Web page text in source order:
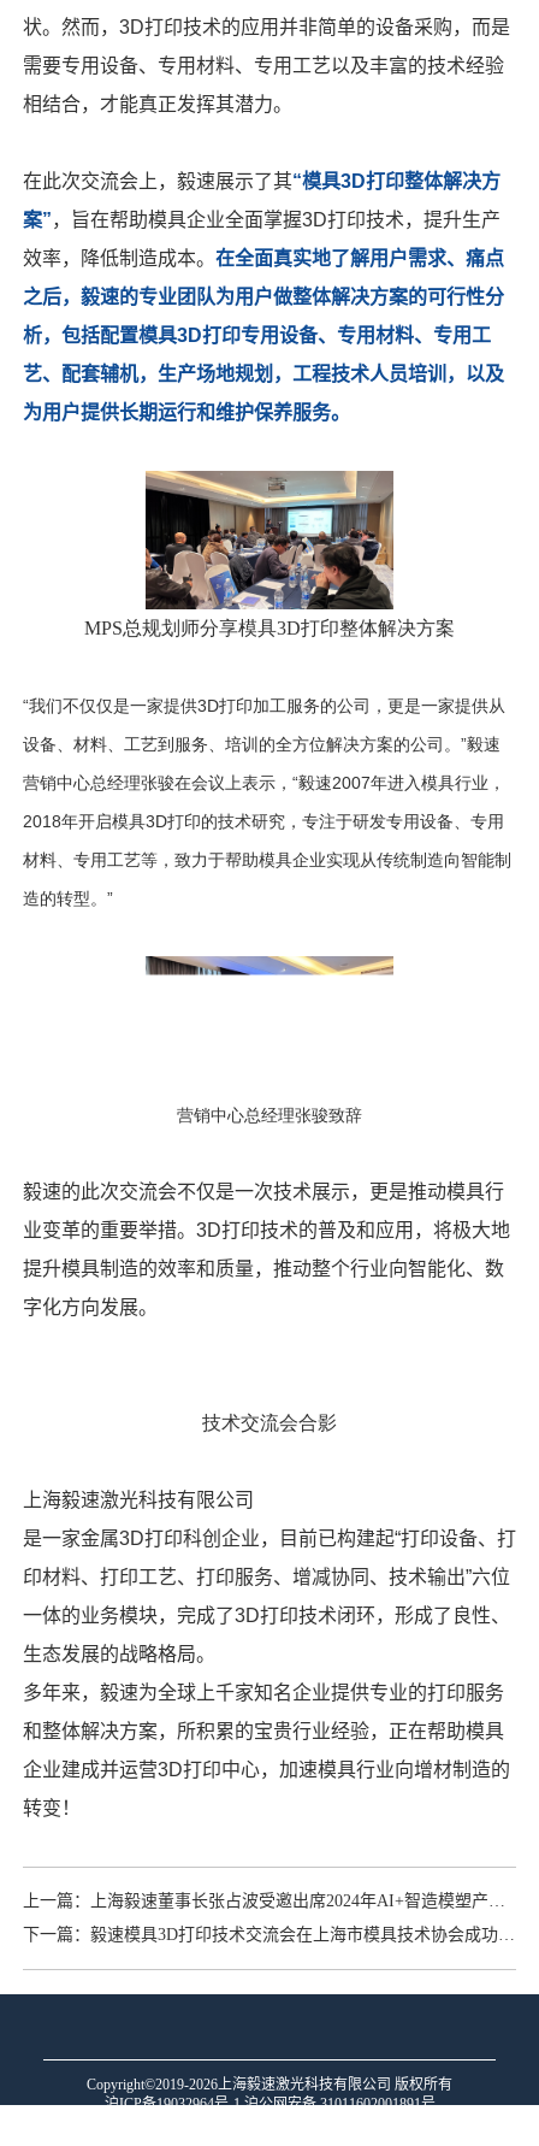
状。然而， 3D打印技术的应用并非简单的设备采购，而是
需要专用设备、专用材料、专用工艺以及丰富的技术经验
相结合，才能真正发挥其潜力。
在此次交流会上，毅速展示了其“模具3D打印整体解决方
案”，旨在帮助模具企业全面掌握3D打印技术，提升生产
效率，降低制造成本。 在全面真实地了解用户需求、痛点
之后，毅速的专业团队为用户做整体解决方案的可行性分
析，包括配置模具3D打印专用设备、专用材料、专用工
艺、配套辅机，生产场地规划，工程技术人员培训，以及
为用户提供长期运行和维护保养服务。
MPS总规划师分享模具3D打印整体解决方案
“我们不仅仅是一家提供3D打印加工服务的公司，更是一家提供从
设备、材料、工艺到服务、培训的全方位解决方案的公司。”毅速
营销中心总经理张骏在会议上表示，“毅速2007年进入模具行业，
2018年开启模具3D打印的技术研究，专注于研发专用设备、专用
材料、专用工艺等，致力于帮助模具企业实现从传统制造向智能制
造的转型。”
营销中心总经理张骏致辞
毅速的此次交流会不仅是一次技术展示，更是推动模具行
业变革的重要举措。 3D打印技术的普及和应用，将极大地
提升模具制造的效率和质量，推动整个行业向智能化、数
字化方向发展。
技术交流会合影
上海毅速激光科技有限公司
是一家金属3D打印科创企业，目前已构建起“打印设备、打
印材料、打印工艺、打印服务、增减协同、技术输出”六位
一体的业务模块，完成了3D打印技术闭环，形成了良性、
生态发展的战略格局。
多年来，毅速为全球上千家知名企业提供专业的打印服务
和整体解决方案，所积累的宝贵行业经验，正在帮助模具
企业建成并运营3D打印中心，加速模具行业向增材制造的
转变！
下一篇：毅速模具3D打印技术交流会在上海市模具技术协会成功举办
Copyright©2019-2026上海毅速激光科技有限公司 版权所有
沪ICP备19032964号-1 沪公网安备 31011602001891号